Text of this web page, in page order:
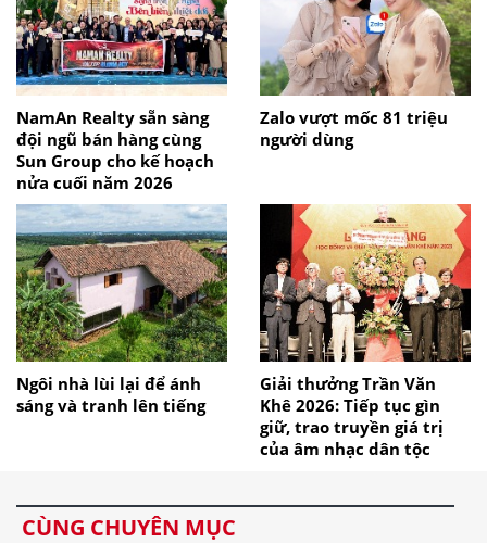
NamAn Realty sẵn sàng
đội ngũ bán hàng cùng
Sun Group cho kế hoạch
nửa cuối năm 2026
Zalo vượt mốc 81 triệu
người dùng
Ngôi nhà lùi lại để ánh
sáng và tranh lên tiếng
Giải thưởng Trần Văn
Khê 2026: Tiếp tục gìn
giữ, trao truyền giá trị
của âm nhạc dân tộc
CÙNG CHUYÊN MỤC